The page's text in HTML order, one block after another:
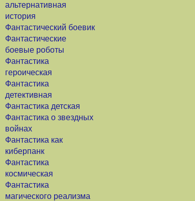
альтернативная
история
Фантастический боевик
Фантастические
боевые роботы
Фантастика
героическая
Фантастика
детективная
Фантастика детская
Фантастика о звездных
войнах
Фантастика как
киберпанк
Фантастика
космическая
Фантастика
магического реализма